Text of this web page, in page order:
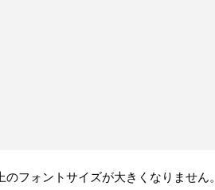
フォントサイズが大きくなりません。